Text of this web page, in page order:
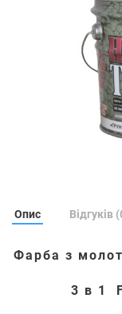
Опис Відгуків
Фарба з
3 в 1